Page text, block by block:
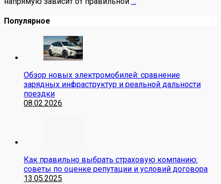
Популярное
Обзор новых электромобилей: сравнение
зарядных инфраструктур и реальной дальности
поездки
08.02.2026
Как правильно выбрать страховую компанию:
советы по оценке репутации и условий договора
13.05.2025